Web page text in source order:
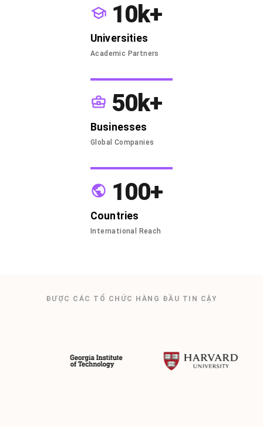
10k+
Universities
Academic Partners
50k+
Businesses
Global Companies
100+
Countries
International Reach
ĐƯỢC CÁC TỔ CHỨC HÀNG ĐẦU TIN CẬY